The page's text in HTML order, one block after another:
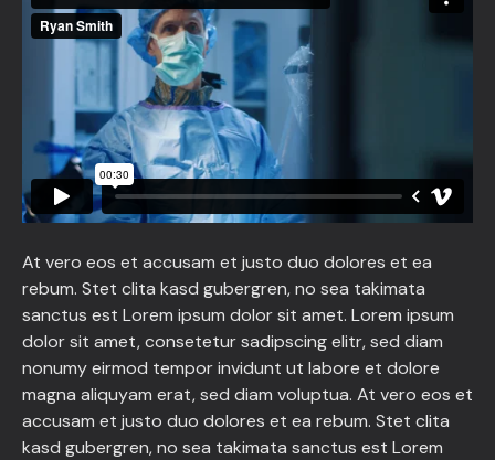
At vero eos et accusam et justo duo dolores et ea
rebum. Stet clita kasd gubergren, no sea takimata
sanctus est Lorem ipsum dolor sit amet. Lorem ipsum
dolor sit amet, consetetur sadipscing elitr, sed diam
nonumy eirmod tempor invidunt ut labore et dolore
magna aliquyam erat, sed diam voluptua. At vero eos et
accusam et justo duo dolores et ea rebum. Stet clita
kasd gubergren, no sea takimata sanctus est Lorem